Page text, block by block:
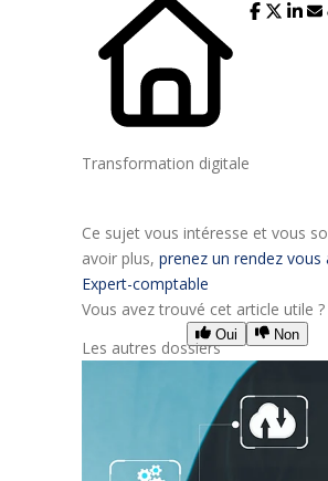
Transformation digitale
Ce sujet vous intéresse et vous
avoir plus, prenez un rendez vous
Expert-comptable
Vous avez trouvé cet article utile ?
Oui Non
Les autres dossiers